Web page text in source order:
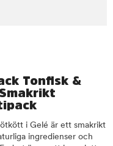
Tonfisk &
i Gelé är ett smakrikt
ingredienser och